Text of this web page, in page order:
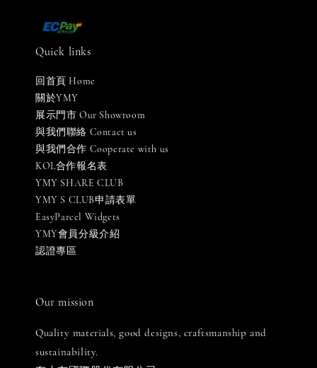
Quick links
回首頁 Home
關於YMY
展示門市 Our Showroom
與我們聯絡 Contact us
與我們合作 Cooperate with us
KOL合作報名表
YMY SHARE CLUB
YMY S CLUB申請表單
EasyParcel Widgets
YMY會員分級介紹
認證專區
Our mission
Quality materials, good designs, craftsmanship and
sustainability.